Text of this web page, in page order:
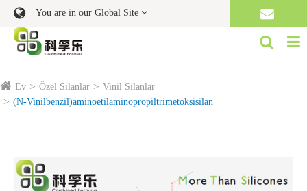
You are in our Global Site
Ev Özel Silanlar
Vinil Silanlar
(N-Vinilbenzil)aminoetilaminopropiltrimetoksisilan